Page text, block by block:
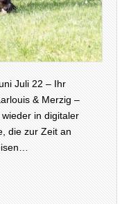
Juli 22 – Ihr
& Merzig –
in digitaler
die zur Zeit an